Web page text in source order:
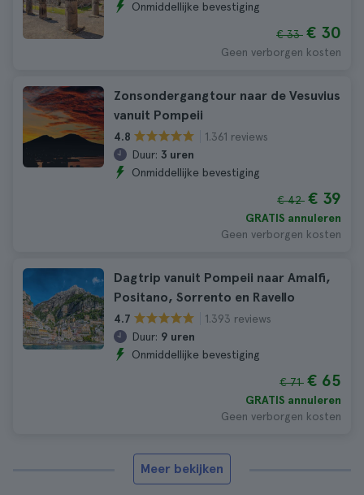
Onmiddellijke bevestiging
€ 33 € 30
Geen verborgen kosten
Zonsondergangtour naar de Vesuvius
vanuit Pompeii
4.8
1.361 reviews
Duur: 3 uren
Onmiddellijke bevestiging
€ 42 € 39
GRATIS annuleren
Geen verborgen kosten
Dagtrip vanuit Pompeii naar Amalfi,
Positano, Sorrento en Ravello
4.7
1.393 reviews
Duur: 9 uren
Onmiddellijke bevestiging
€ 71 € 65
GRATIS annuleren
Geen verborgen kosten
Meer bekijken